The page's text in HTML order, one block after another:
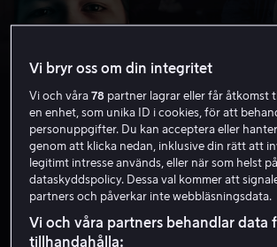
Boarding School
HD
Vi bryr oss om din integritet
Vi och våra78 partner lagrar eller får åtkomst
en enhet, som unika ID i cookies, för att
personuppgifter. Du kan acceptera eller
genom att klicka nedan, inklusive din rätt att
legitimt intresse används, eller när som helst
dataskyddspolicy. Dessa val kommer att
partners och påverkar inte webbläsningsdata.
Vi och våra partners behandlar data
tillhandahålla: